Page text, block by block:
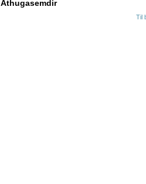
Athugasemdir
Til